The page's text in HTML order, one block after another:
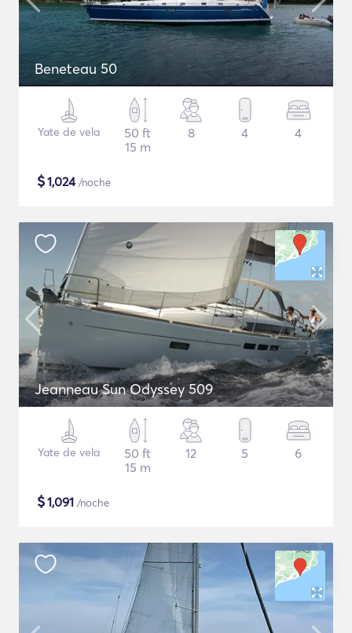
Beneteau 50
Yate de vela
50 ft
15 m
8 4 4
$1,024/noche
Jeanneau Sun Odyssey 509
Yate de vela
50 ft
15 m
12 5 6
$1,091 /noche